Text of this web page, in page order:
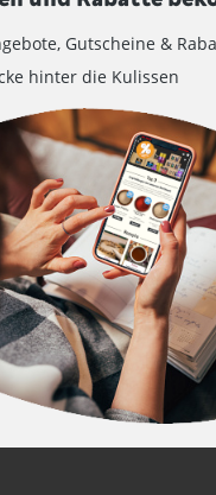
Gutscheine &
hinter die Kulissen